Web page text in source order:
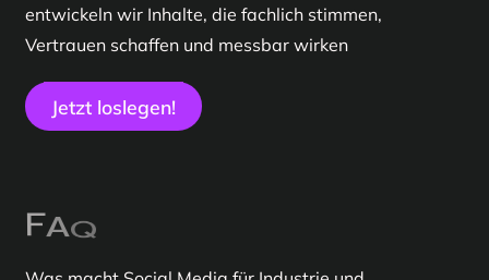
entwickeln wir Inhalte, die fachlich stimmen,
Vertrauen schaffen und messbar wirken
Jetzt loslegen!
FAQ